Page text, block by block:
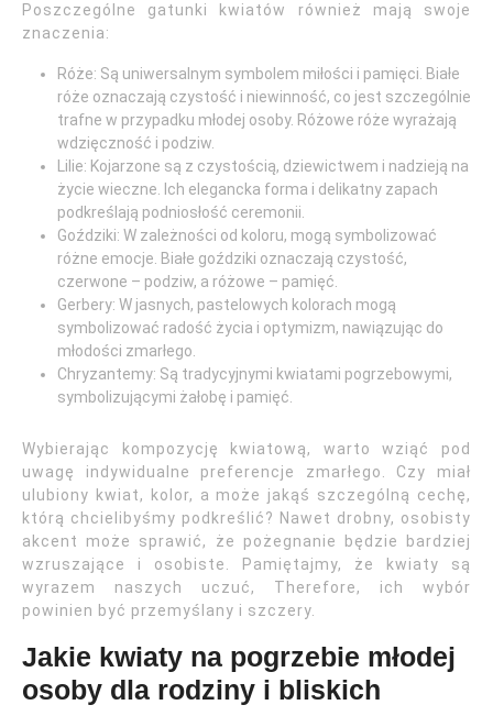
Poszczególne gatunki kwiatów również mają swoje
znaczenia:
Róże: Są uniwersalnym symbolem miłości i pamięci. Białe
róże oznaczają czystość i niewinność, co jest szczególnie
trafne w przypadku młodej osoby. Różowe róże wyrażają
wdzięczność i podziw.
Lilie: Kojarzone są z czystością, dziewictwem i nadzieją na
życie wieczne. Ich elegancka forma i delikatny zapach
podkreślają podniosłość ceremonii.
Goździki: W zależności od koloru, mogą symbolizować
różne emocje. Białe goździki oznaczają czystość,
czerwone – podziw, a różowe – pamięć.
Gerbery: W jasnych, pastelowych kolorach mogą
symbolizować radość życia i optymizm, nawiązując do
młodości zmarłego.
Chryzantemy: Są tradycyjnymi kwiatami pogrzebowymi,
symbolizującymi żałobę i pamięć.
Wybierając kompozycję kwiatową, warto wziąć pod
uwagę indywidualne preferencje zmarłego. Czy miał
ulubiony kwiat, kolor, a może jakąś szczególną cechę,
którą chcielibyśmy podkreślić? Nawet drobny, osobisty
akcent może sprawić, że pożegnanie będzie bardziej
wzruszające i osobiste. Pamiętajmy, że kwiaty są
wyrazem naszych uczuć, Therefore, ich wybór
powinien być przemyślany i szczery.
Jakie kwiaty na pogrzebie młodej
osoby dla rodziny i bliskich